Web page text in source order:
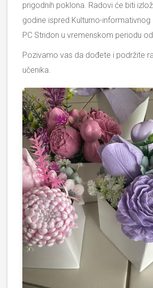
prigodnih poklona. Radovi će biti
godine ispred Kulturno-informativnog
PC Stridon u vremenskom periodu
Pozivamo vas da dođete i podržite
učenika.